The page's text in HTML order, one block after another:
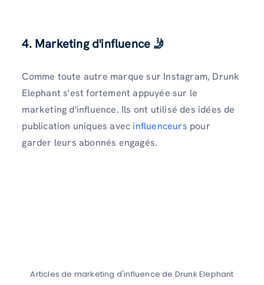
4. Marketing d'influence 🤳
Comme toute autre marque sur Instagram, Drunk
Elephant s'est fortement appuyée sur le
marketing d'influence. Ils ont utilisé des idées de
publication uniques avec influenceurs pour
garder leurs abonnés engagés.
Articles de marketing d'influence de Drunk Elephant